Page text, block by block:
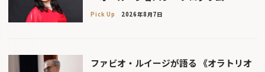
Pick Up 2026年8月7日
ファビオ・ルイージが語る 《オラトリオ